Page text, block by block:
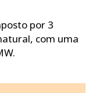
por 3
com uma